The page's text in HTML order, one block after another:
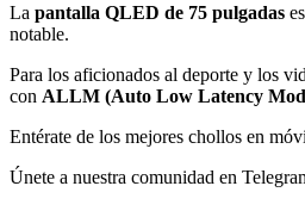
La pantalla QLED de 75 pulgadas
notable.
Para los aficionados al deporte y los
con ALLM (Auto Low Latency
Entérate de los mejores chollos en
Únete a nuestra comunidad en